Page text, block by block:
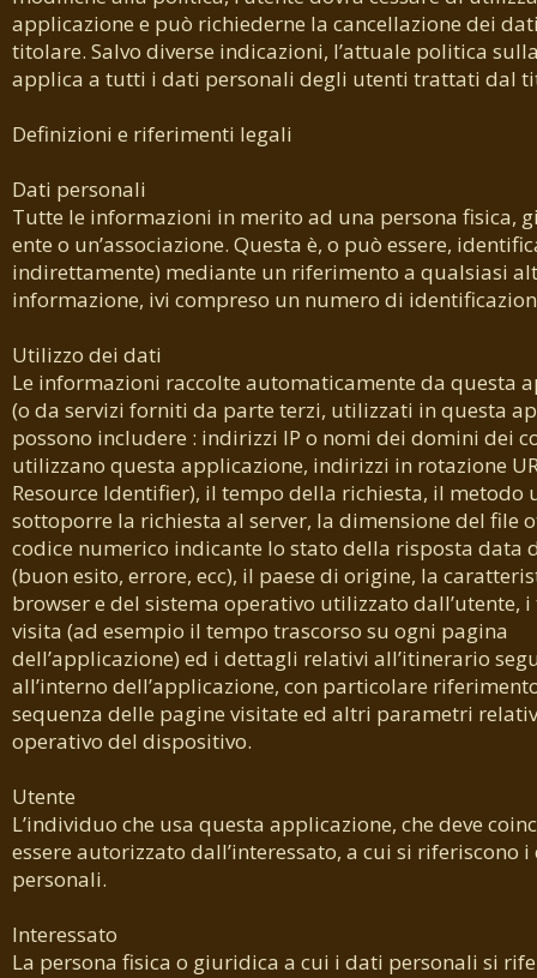
applicazione e può richiederne la cancellazione dei
titolare. Salvo diverse indicazioni, l’attuale politica
applica a tutti i dati personali degli utenti trattati dal
Definizioni e riferimenti legali
Dati personali
Tutte le informazioni in merito ad una persona fisica,
ente o un’associazione. Questa è, o può essere,
indirettamente) mediante un riferimento a qualsiasi
informazione, ivi compreso un numero di
Utilizzo dei dati
Le informazioni raccolte automaticamente da questa
(o da servizi forniti da parte terzi, utilizzati in questa
possono includere : indirizzi IP o nomi dei domini dei
utilizzano questa applicazione, indirizzi in rotazione
Resource Identifier), il tempo della richiesta, il metodo
sottoporre la richiesta al server, la dimensione del file
codice numerico indicante lo stato della risposta data
(buon esito, errore, ecc), il paese di origine, la
browser e del sistema operativo utilizzato dall’utente,
visita (ad esempio il tempo trascorso su ogni pagina
dell’applicazione) ed i dettagli relativi all’itinerario
all’interno dell’applicazione, con particolare
sequenza delle pagine visitate ed altri parametri
operativo del dispositivo.
Utente
L’individuo che usa questa applicazione, che deve
essere autorizzato dall’interessato, a cui si riferiscono
personali.
Interessato
La persona fisica o giuridica a cui i dati personali si